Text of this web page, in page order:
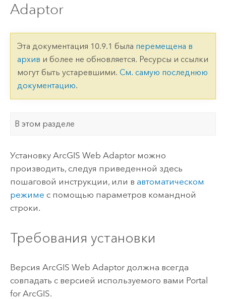
Adaptor
Эта документация 10.9.1 была перемещена в
архив и более не обновляется. Ресурсы и ссылки
могут быть устаревшими. См. самую последнюю
документацию.
В этом разделе
Установку ArcGIS Web Adaptorможно
производить, следуя приведенной здесь
пошаговой инструкции, или в автоматическом
режиме с помощью параметров командной
строки.
Требования установки
Версия ArcGIS Web Adaptorдолжна всегда
совпадать с версией используемого вами Portal
for ArcGIS.